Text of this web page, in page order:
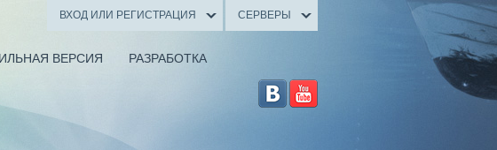
СЕРВЕРЫ
ВХОД ИЛИ РЕГИСТРАЦИЯ
ВЕРСИЯ РАЗРАБОТКА